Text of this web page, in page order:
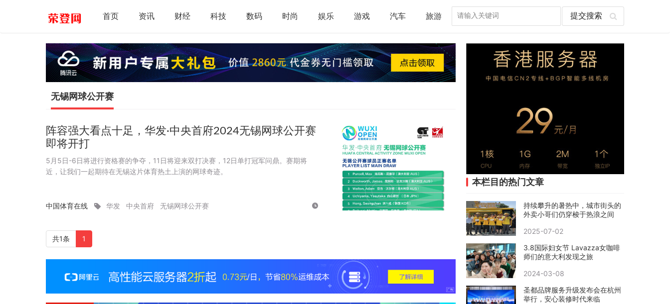
首页 资讯 财经 科技 数码 时尚 娱乐 游戏 汽车 旅游
无锡网球公开赛
阵容强大看点十足，华发·中央首府2024无锡网球公开赛
即将开打
5月5日-6日将进行资格赛的争夺，11日将迎来双打决赛，12日单打冠军问鼎。赛期将
近，让我们一起期待在无锡这片体育热土上演的网球奇迹。
中国体育在线 华发 中央首府 无锡网球公开赛
共1条 1
本栏目的热门文章
持续攀升的暑热中，城市街头的
外卖小哥们仍穿梭于热浪之间
2025-07-02
3.8国际妇女节 Lavazza女咖啡
师们的意大利发现之旅
2024-03-08
圣都品牌服务升级发布会在杭州
举行，安心装修时代来临